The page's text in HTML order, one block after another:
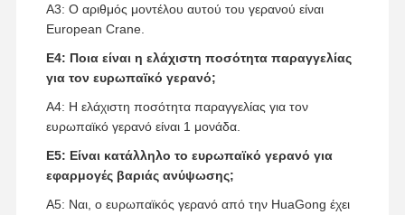
Α3: Ο αριθμός μοντέλου αυτού του γερανού είναι
European Crane.
Ε4: Ποια είναι η ελάχιστη ποσότητα παραγγελίας
για τον ευρωπαϊκό γερανό;
Α4: Η ελάχιστη ποσότητα παραγγελίας για τον
ευρωπαϊκό γερανό είναι 1 μονάδα.
Ε5: Είναι κατάλληλο το ευρωπαϊκό γερανό για
εφαρμογές βαριάς ανύψωσης;
Α5: Ναι, ο ευρωπαϊκός γερανό από την HuaGong έχει